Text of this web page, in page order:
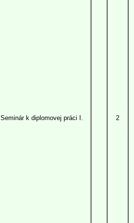
Seminár k diplomovej práci I. 2